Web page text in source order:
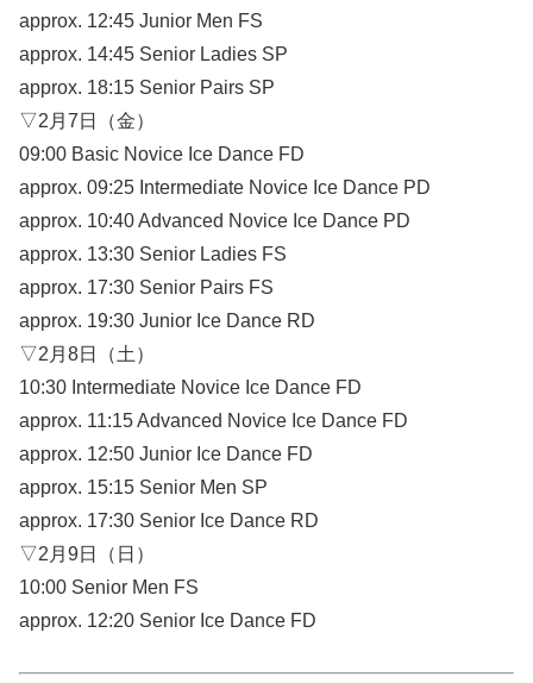
approx. 12:45 Junior Men FS
approx. 14:45 Senior Ladies SP
approx. 18:15 Senior Pairs SP
▽2月7日（金）
09:00 Basic Novice Ice Dance FD
approx. 09:25 Intermediate Novice Ice Dance PD
approx. 10:40 Advanced Novice Ice Dance PD
approx. 13:30 Senior Ladies FS
approx. 17:30 Senior Pairs FS
approx. 19:30 Junior Ice Dance RD
▽2月8日（土）
10:30 Intermediate Novice Ice Dance FD
approx. 11:15 Advanced Novice Ice Dance FD
approx. 12:50 Junior Ice Dance FD
approx. 15:15 Senior Men SP
approx. 17:30 Senior Ice Dance RD
▽2月9日（日）
10:00 Senior Men FS
approx. 12:20 Senior Ice Dance FD